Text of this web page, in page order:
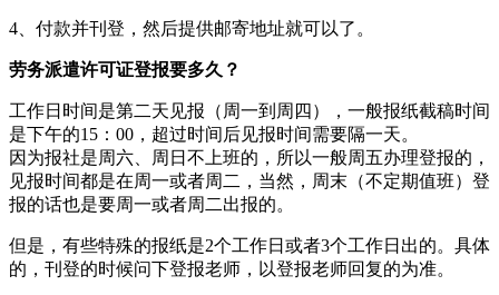
4、付款并刊登，然后提供邮寄地址就可以了。
劳务派遣许可证登报要多久？
工作日时间是第二天见报（周一到周四），一般报纸截稿时间
是下午的15：00，超过时间后见报时间需要隔一天。
因为报社是周六、周日不上班的，所以一般周五办理登报的，
见报时间都是在周一或者周二，当然，周末（不定期值班）登
报的话也是要周一或者周二出报的。
但是，有些特殊的报纸是2个工作日或者3个工作日出的。具体
的，刊登的时候问下登报老师，以登报老师回复的为准。